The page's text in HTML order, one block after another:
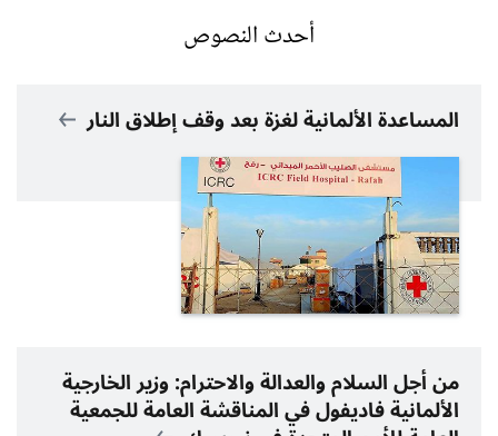
أحدث النصوص
المساعدة الألمانية لغزة بعد وقف إطلاق النار
من أجل السلام والعدالة والاحترام: وزير الخارجية
الألمانية فاديفول في المناقشة العامة للجمعية